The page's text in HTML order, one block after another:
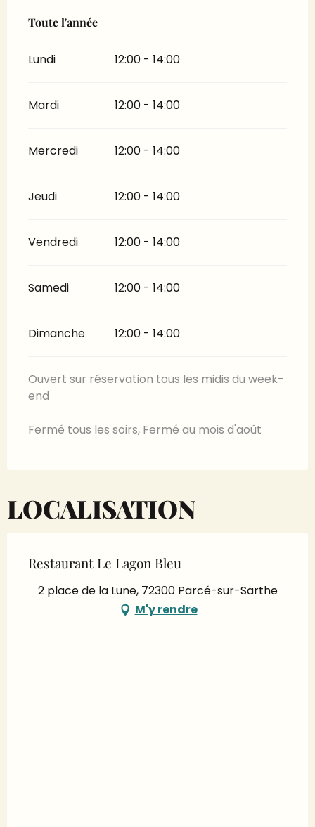
Toute l'année
Toute l'année
Lundi 12:00 - 14:00
Mardi 12:00 - 14:00
Mercredi 12:00 - 14:00
Jeudi 12:00 - 14:00
Vendredi 12:00 - 14:00
Samedi 12:00 - 14:00
Dimanche 12:00 - 14:00
Ouvert sur réservation tous les midis du week-
end
Fermé tous les soirs, Fermé au mois d'août
LOCALISATION
Restaurant Le Lagon Bleu
2 place de la Lune, 72300 Parcé-sur-Sarthe
M'y rendre